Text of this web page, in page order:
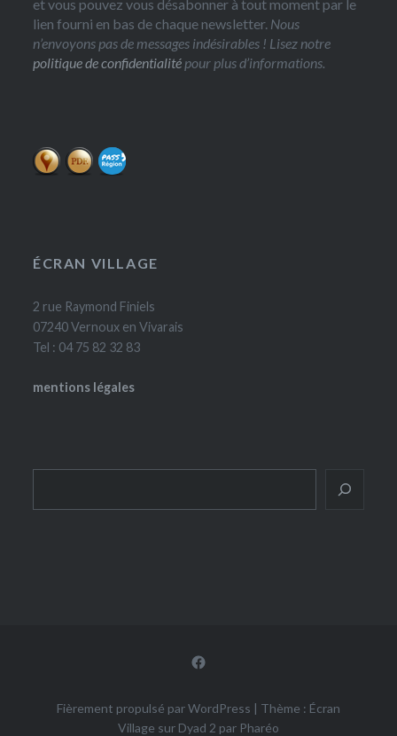
et vous pouvez vous désabonner à tout moment par le
lien fourni en bas de chaque newsletter. Nous
n’envoyons pas de messages indésirables ! Lisez notre
politique de confidentialité pour plus d’informations.
ÉCRAN VILLAGE
2 rue Raymond Finiels
07240 Vernoux en Vivarais
Tel : 04 75 82 32 83
mentions légales
Facebook
Fièrement propulsé par WordPress | Thème : Écran
Village sur Dyad 2 par Pharéo